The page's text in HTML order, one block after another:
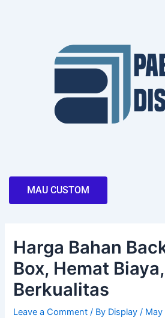
MAU CUSTOM
Harga Bahan
Box, Hemat
Berkualitas
Leave a Comment / By Display/